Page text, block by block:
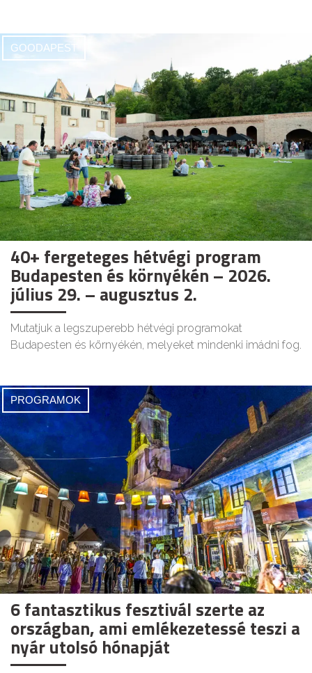
GOODAPEST
40+ fergeteges hétvégi program
Budapesten és környékén – 2026.
július 29. – augusztus 2.
Mutatjuk a legszuperebb hétvégi programokat
Budapesten és környékén, melyeket mindenki imádni fog.
PROGRAMOK
6 fantasztikus fesztivál szerte az
országban, ami emlékezetessé teszi a
nyár utolsó hónapját